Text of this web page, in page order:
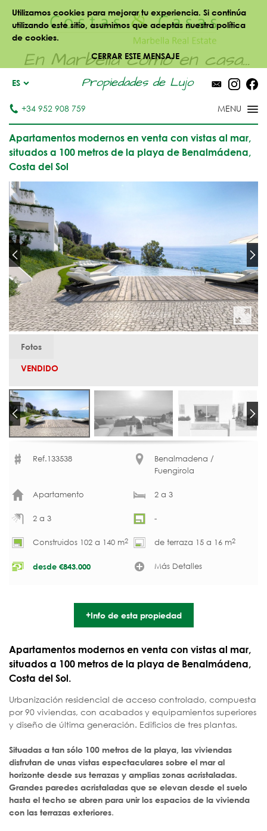
Utilizamos cookies para mejorar tu experiencia. Si continúa
utilizando este sitio, asumimos que aceptas nuestra política
de cookies.
CERRAR ESTE MENSAJE
En Marbella como en casa...
Propiedades de Lujo
ES
+34 952 908 759
Apartamentos modernos en venta con vistas al mar,
situados a 100 metros de la playa de Benalmádena,
Costa del Sol
Fotos
VENDIDO
Ref.133538
Benalmadena /
Fuengirola
Apartamento 2 a 3
2 a 3 -
Construidos 102 a 140 m2 de terraza 15 a 16 m2
desde €843.000 Más Detalles
+Info de esta propiedad
Apartamentos modernos en venta con vistas al mar,
situados a 100 metros de la playa de Benalmádena,
Costa del Sol.
Urbanización residencial de acceso controlado, compuesta
por 90 viviendas, con acabados y equipamientos superiores
y diseño de última generación. Edificios de tres plantas.
Situadas a tan sólo 100 metros de la playa, las viviendas
disfrutan de unas vistas espectaculares sobre el mar al
horizonte desde sus terrazas y amplias zonas acristaladas.
Grandes paredes acristaladas que se elevan desde el suelo
hasta el techo se abren para unir los espacios de la vivienda
con las terrazas exteriores.